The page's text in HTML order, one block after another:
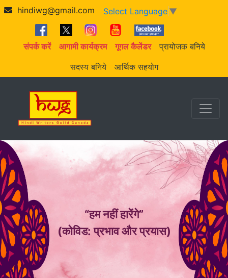
hindiwg@gmail.com Select Language ▼
संपर्क करें आगामी कार्यक्रम गूगल कैलेंडर
प्रायोजक बनिये
सदस्य बनिये
आर्थिक सहयोग
“हम नहीं हारेंगे”
(कोविड: प्रभाव और प्रयास)